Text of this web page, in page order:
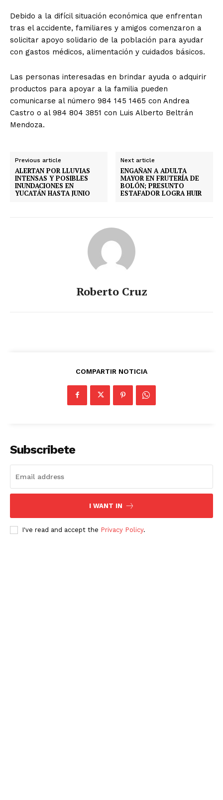
Debido a la difícil situación económica que enfrentan
tras el accidente, familiares y amigos comenzaron a
solicitar apoyo solidario de la población para ayudar
con gastos médicos, alimentación y cuidados básicos.
Las personas interesadas en brindar ayuda o adquirir
productos para apoyar a la familia pueden
comunicarse al número 984 145 1465 con Andrea
Castro o al 984 804 3851 con Luis Alberto Beltrán
Mendoza.
Previous article
ALERTAN POR LLUVIAS
INTENSAS Y POSIBLES
INUNDACIONES EN
YUCATÁN HASTA JUNIO
Next article
ENGAÑAN A ADULTA
MAYOR EN FRUTERÍA DE
BOLÓN; PRESUNTO
ESTAFADOR LOGRA HUIR
Roberto Cruz
COMPARTIR NOTICIA
Subscribete
I WANT IN
I've read and accept the Privacy Policy.